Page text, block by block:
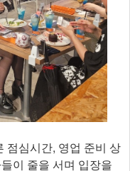
점심시간, 영업 준비 상
이 줄을 서며 입장을